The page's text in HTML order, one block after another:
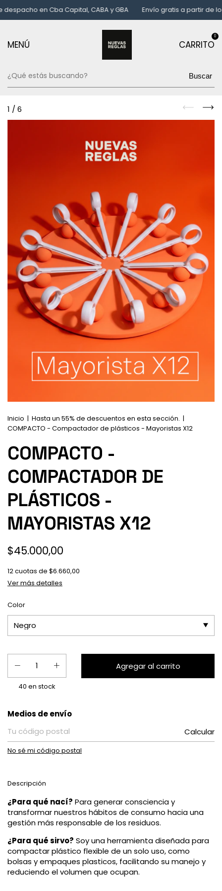
en Cba Capital, CABA y GBA Envío gratis a partir de los
MENÚ CARRITO
0
Buscar
1 / 6
Inicio | Hasta un 55% de descuentos en esta sección. |
COMPACTO - Compactador de plásticos - Mayoristas X12
COMPACTO -
COMPACTADOR DE
PLÁSTICOS -
MAYORISTAS X12
$45.000,00
12cuotas de $6.660,00
Ver más detalles
Color
40 en stock
Entregas para el CP:
Medios de envío
Calcular
No sé mi código postal
Descripción
¿Para qué nací? Para generar consciencia y
transformar nuestros hábitos de consumo hacia una
gestión más responsable de los residuos.
¿Para qué sirvo? Soy una herramienta diseñada para
compactar plástico flexible de un solo uso, como
bolsas y empaques plasticos, facilitando su manejo y
reduciendo el volumen que ocupan.